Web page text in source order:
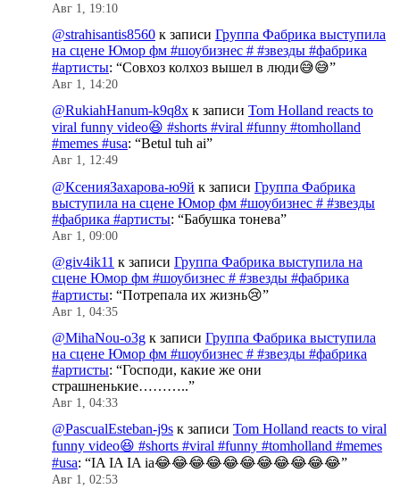
Авг 1, 19:10
@strahisantis8560 к записи Группа Фабрика выступила
на сцене Юмор фм #шоубизнес # #звезды #фабрика
#артисты: “Совхоз колхоз вышел в люди😅😅”
Авг 1, 14:20
@RukiahHanum-k9q8x к записи Tom Holland reacts to
viral funny video😆 #shorts #viral #funny #tomholland
#memes #usa: “Betul tuh ai”
Авг 1, 12:49
@КсенияЗахарова-ю9й к записи Группа Фабрика
выступила на сцене Юмор фм #шоубизнес # #звезды
#фабрика #артисты: “Бабушка тонева”
Авг 1, 09:00
@giv4ik11 к записи Группа Фабрика выступила на
сцене Юмор фм #шоубизнес # #звезды #фабрика
#артисты: “Потрепала их жизнь😢”
Авг 1, 04:35
@MihaNou-o3g к записи Группа Фабрика выступила
на сцене Юмор фм #шоубизнес # #звезды #фабрика
#артисты: “Господи, какие же они
страшненькие………..”
Авг 1, 04:33
@PascualEsteban-j9s к записи Tom Holland reacts to viral
funny video😆 #shorts #viral #funny #tomholland #memes
#usa: “IA IA IA ia😂😂😂😂😂😂😂😂😂😂😂”
Авг 1, 02:53